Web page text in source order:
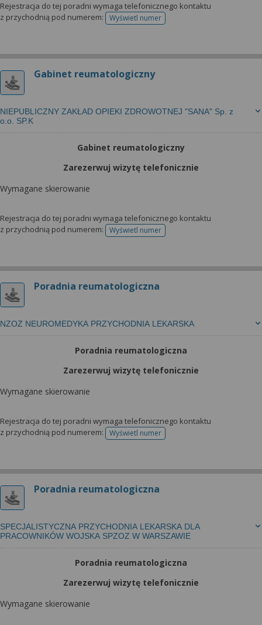
Rejestracja do tej poradni wymaga telefonicznego kontaktu
z przychodnią pod numerem:
Wyświetl numertelefonu do rejestracji
Gabinet reumatologiczny
NIEPUBLICZNY ZAKŁAD OPIEKI ZDROWOTNEJ "SANA" Sp. z
o.o. SP.K
Gabinet reumatologiczny
Zarezerwuj wizytę telefonicznie
Wymagane skierowanie
Rejestracja do tej poradni wymaga telefonicznego kontaktu
z przychodnią pod numerem:
Wyświetl numertelefonu do rejestracji
Poradnia reumatologiczna
NZOZ NEUROMEDYKA PRZYCHODNIA LEKARSKA
Poradnia reumatologiczna
Zarezerwuj wizytę telefonicznie
Wymagane skierowanie
Rejestracja do tej poradni wymaga telefonicznego kontaktu
z przychodnią pod numerem:
Wyświetl numertelefonu do rejestracji
Poradnia reumatologiczna
SPECJALISTYCZNA PRZYCHODNIA LEKARSKA DLA
PRACOWNIKÓW WOJSKA SPZOZ W WARSZAWIE
Poradnia reumatologiczna
Zarezerwuj wizytę telefonicznie
Wymagane skierowanie